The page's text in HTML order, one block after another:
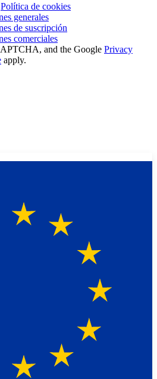
Política de cookies
generales
de suscripción
comerciales
and the Google Privacy
apply.